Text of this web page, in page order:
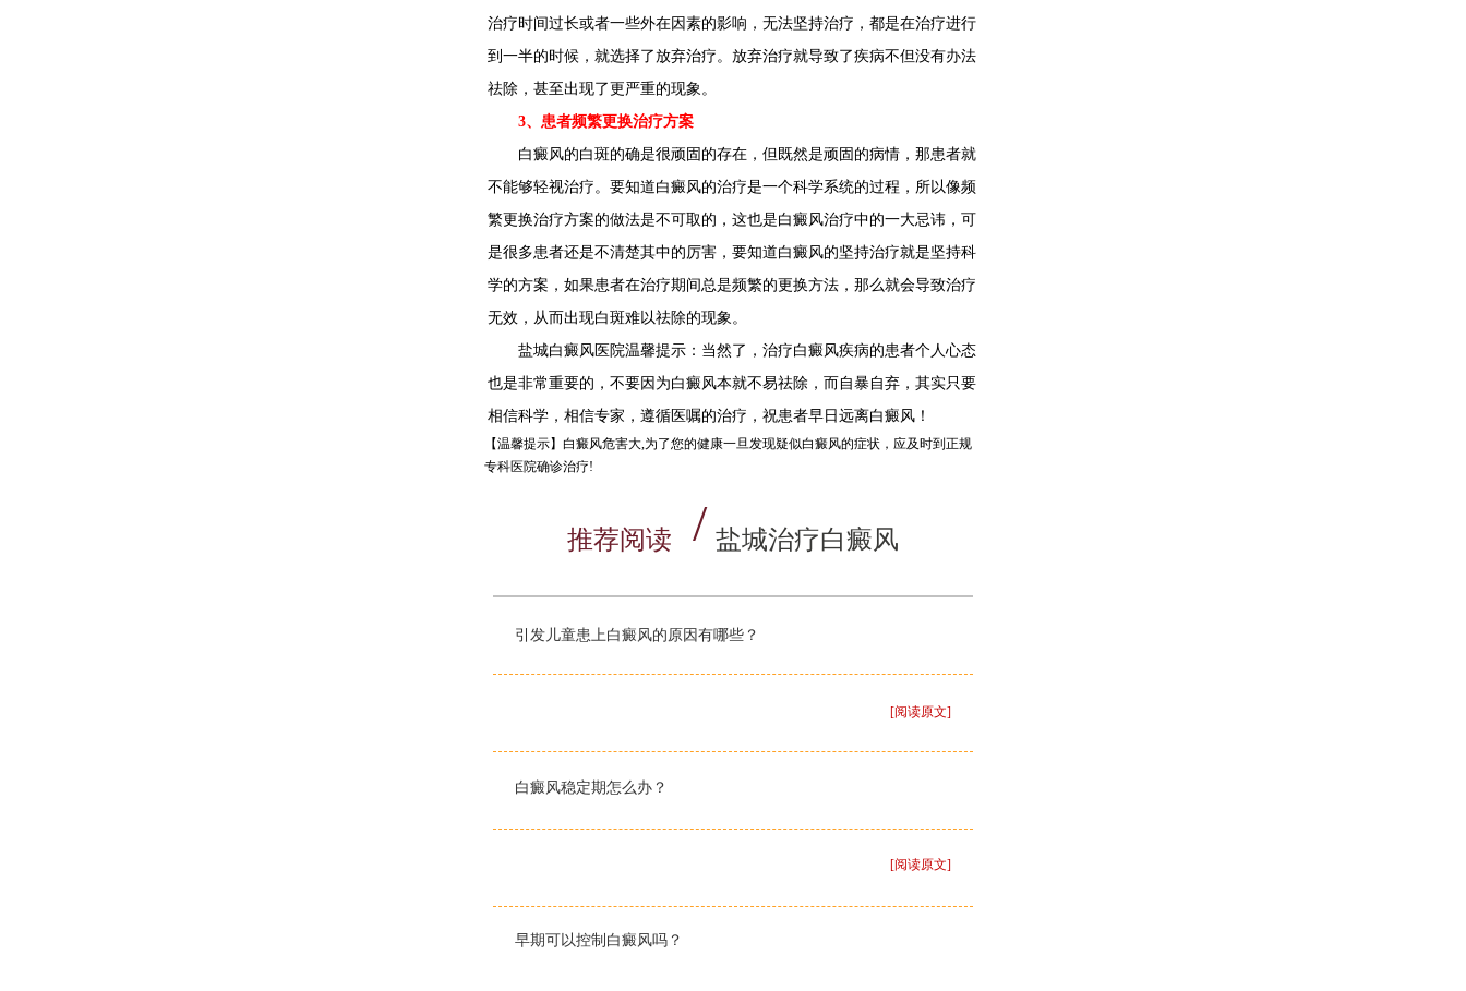
治疗时间过长或者一些外在因素的影响，无法坚持治疗，都是在治疗进行
到一半的时候，就选择了放弃治疗。放弃治疗就导致了疾病不但没有办法
祛除，甚至出现了更严重的现象。
3、患者频繁更换治疗方案
白癜风的白斑的确是很顽固的存在，但既然是顽固的病情，那患者就
不能够轻视治疗。要知道白癜风的治疗是一个科学系统的过程，所以像频
繁更换治疗方案的做法是不可取的，这也是白癜风治疗中的一大忌讳，可
是很多患者还是不清楚其中的厉害，要知道白癜风的坚持治疗就是坚持科
学的方案，如果患者在治疗期间总是频繁的更换方法，那么就会导致治疗
无效，从而出现白斑难以祛除的现象。
盐城白癜风医院温馨提示：当然了，治疗白癜风疾病的患者个人心态
也是非常重要的，不要因为白癜风本就不易祛除，而自暴自弃，其实只要
相信科学，相信专家，遵循医嘱的治疗，祝患者早日远离白癜风！
【温馨提示】 白癜风危害大,为了您的健康一旦发现疑似白癜风的症状，应及时到正规
专科医院确诊治疗!
推荐阅读 盐城治疗白癜风
引发儿童患上白癜风的原因有哪些？
[阅读原文]
白癜风稳定期怎么办？
[阅读原文]
早期可以控制白癜风吗？